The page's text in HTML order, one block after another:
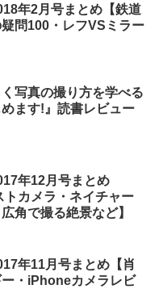
年2月号まとめ【鉄道
問100・レフVSミラー
写真の撮り方を学べる
めます!』読書レビュー
年12月号まとめ
トカメラ・ネイチャー
角で撮る絶景など】
年11月号まとめ【肖
・iPhoneカメラレビ